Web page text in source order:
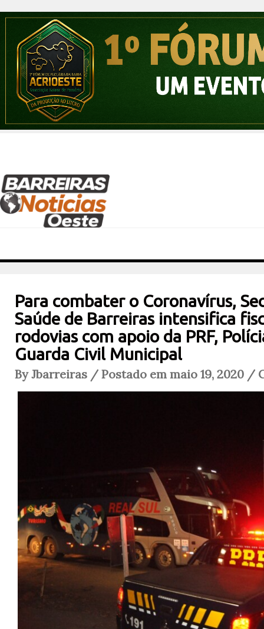
Para combater o Coronavírus,
Saúde de Barreiras intensifica
rodovias com apoio da PRF,
Guarda Civil Municipal
By Jbarreiras / Postado em maio 19, 2020 /